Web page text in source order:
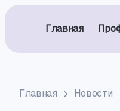
Главная
Главная Новости